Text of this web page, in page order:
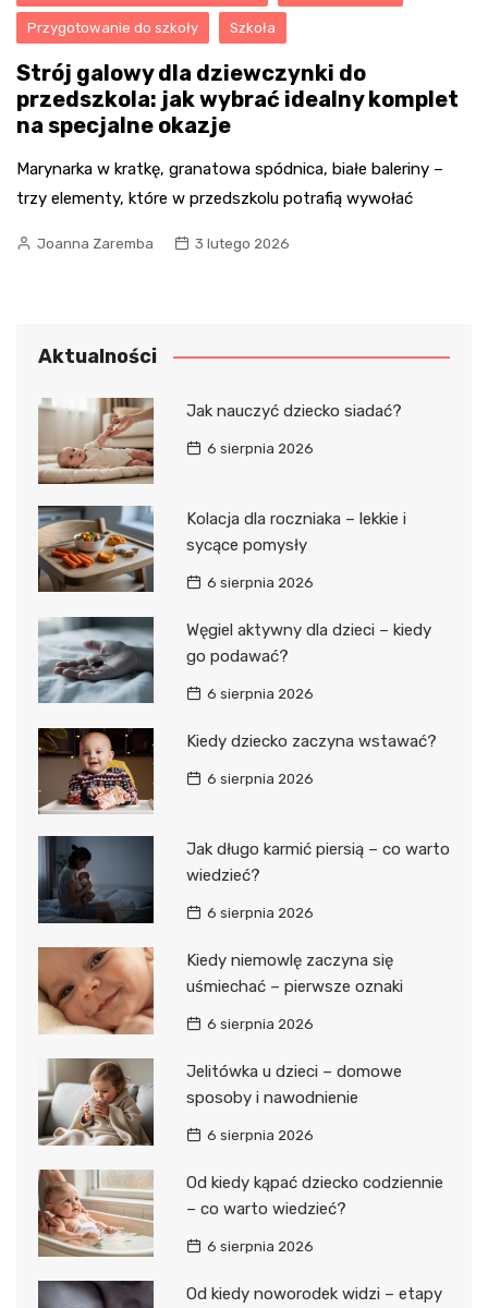
Przygotowanie do szkoły Szkoła
Strój galowy dla dziewczynki do
przedszkola: jak wybrać idealny komplet
na specjalne okazje
Marynarka w kratkę, granatowa spódnica, białe baleriny –
trzy elementy, które w przedszkolu potrafią wywołać
Joanna Zaremba 3 lutego 2026
Aktualności
Jak nauczyć dziecko siadać?
6 sierpnia 2026
Kolacja dla roczniaka – lekkie i
sycące pomysły
6 sierpnia 2026
Węgiel aktywny dla dzieci – kiedy
go podawać?
6 sierpnia 2026
Kiedy dziecko zaczyna wstawać?
6 sierpnia 2026
Jak długo karmić piersią – co warto
wiedzieć?
6 sierpnia 2026
Kiedy niemowlę zaczyna się
uśmiechać – pierwsze oznaki
6 sierpnia 2026
Jelitówka u dzieci – domowe
sposoby i nawodnienie
6 sierpnia 2026
Od kiedy kąpać dziecko codziennie
– co warto wiedzieć?
6 sierpnia 2026
Od kiedy noworodek widzi – etapy